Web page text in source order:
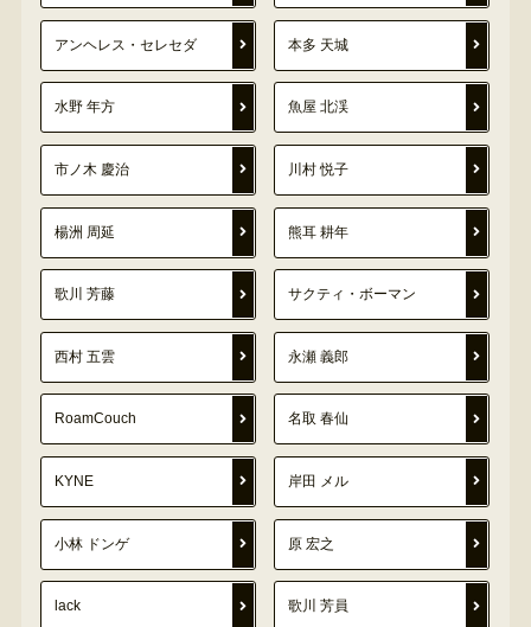
アンヘレス・セレセダ 本多 天城
水野 年方 魚屋 北渓
市ノ木 慶治 川村 悦子
楊洲 周延 熊耳 耕年
歌川 芳藤 サクティ・ボーマン
西村 五雲 永瀬 義郎
RoamCouch 名取 春仙
KYNE 岸田 メル
小林 ドンゲ 原 宏之
lack 歌川 芳員